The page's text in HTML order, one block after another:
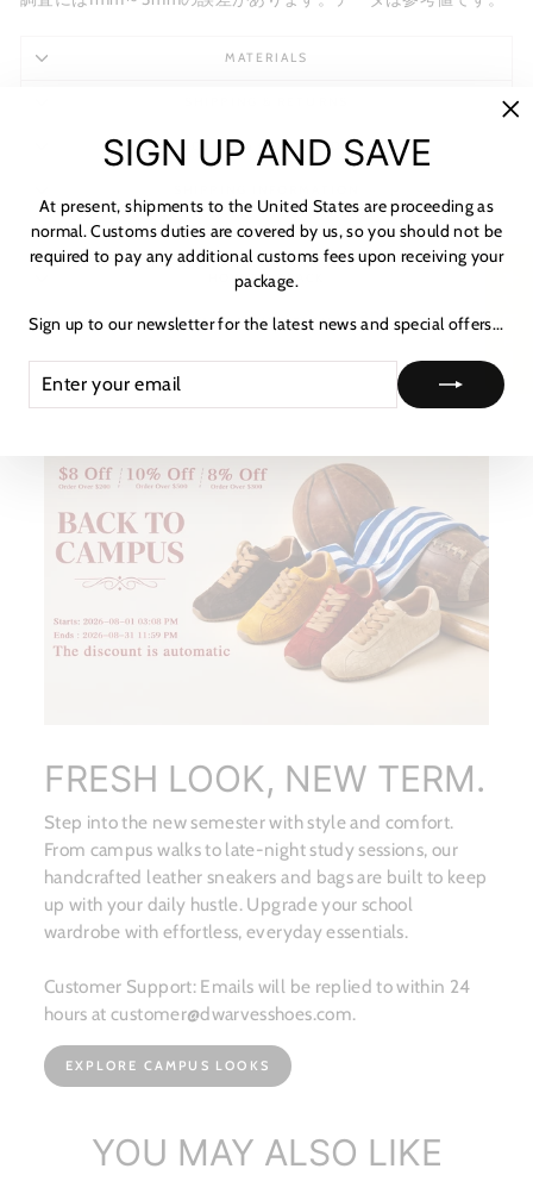
MATERIALS
NOTICE & CARE GUIDE
PAYMENT & TAX
HOW TO TRACK
ASK A QUESTION
FRESH LOOK, NEW TERM.
Step into the new semester with style and comfort.
From campus walks to late-night study sessions, our
handcrafted leather sneakers and bags are built to keep
up with your daily hustle. Upgrade your school
wardrobe with effortless, everyday essentials.
Customer Support: Emails will be replied to within 24
hours at customer@dwarvesshoes.com.
EXPLORE CAMPUS LOOKS
YOU MAY ALSO LIKE
SIGN UP AND SAVE
At present, shipments to the United States are proceeding as
normal. Customs duties are covered by us, so you should not be
required to pay any additional customs fees upon receiving your
package.
Sign up to our newsletter for the latest news and special offers...
YOUR
EMAIL
★ レビュー